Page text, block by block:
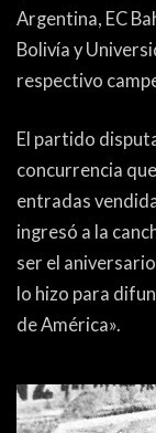
ELECCIONES
ENTREVISTAS
PYD RADIO
PEÑAS
ENCUESTAS
EDITORIALES
Argentina, EC
Bolivía y
respectivo
El partido
concurrencia
entradas
ingresó a la
ser el
lo hizo para
de América».